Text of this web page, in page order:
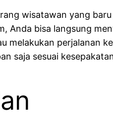
wisatawan yang
Anda bisa langsung
melakukan perjalanan
saja sesuai